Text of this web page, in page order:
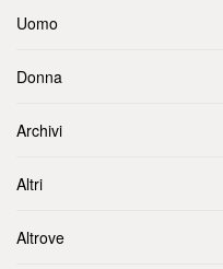
Uomo
Donna
Archivi
Altri
Altrove